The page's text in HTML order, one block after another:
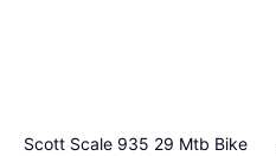
Scott Scale 935 29 Mtb Bike